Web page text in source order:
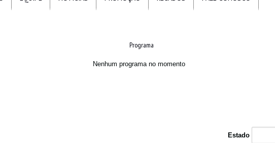
Programa
Nenhum programa no momento
Estado